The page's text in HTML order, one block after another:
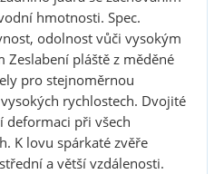
hmotnosti. Spec.
odolnost vůči vysokým
pláště z měděné
pro stejnoměrnou
rychlostech. Dvojité
deformaci při všech
K lovu spárkaté zvěře
a větší vzdálenosti.